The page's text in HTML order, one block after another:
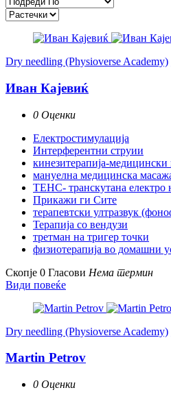
Dry needling (Physioverse Academy)
Иван Кајевиќ
0 Оценки
Електростимулација
Интерферентни струии
кинезитерапија-
мануелна медицинска
ТЕНС- транскутана електро
Прикажи ги Сите
терапевтски ултразвук
Терапија со вендузи
третман на тригер точки
физиотерапија во домашни
Скопје 0 Гласови Нема термин
Види повеќе
Dry needling (Physioverse Academy)
Martin Petrov
0 Оценки